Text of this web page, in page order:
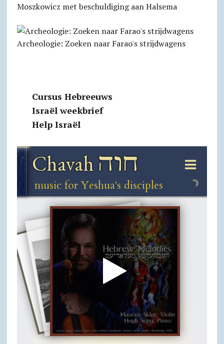
Moszkowicz met beschuldiging aan Halsema
Archeologie: Zoeken naar Farao's strijdwagens
Cursus Hebreeuws
Israël weekbrief
Help Israël